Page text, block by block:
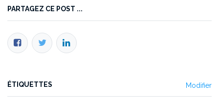
PARTAGEZ CE POST ...
ÉTIQUETTES Modifier